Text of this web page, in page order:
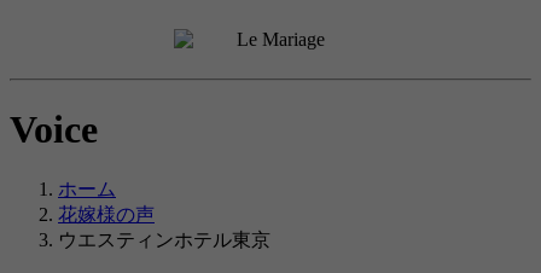
Voice
ホーム
花嫁様の声
ウエスティンホテル東京